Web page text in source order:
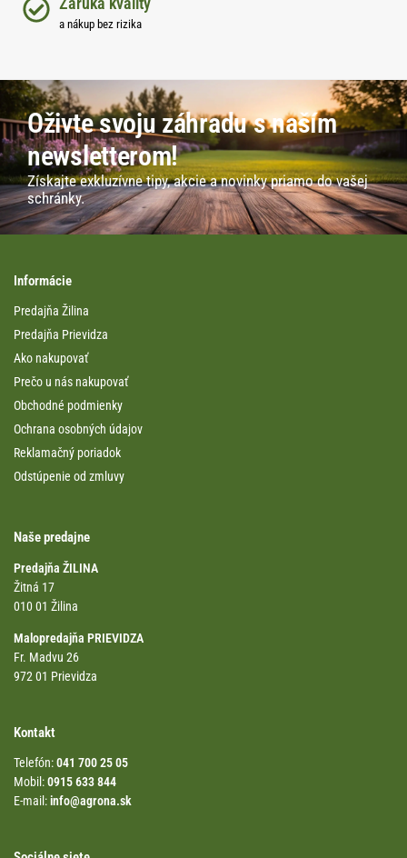
a nákup bez rizika
Oživte svoju záhradu s naším
newsletterom!
Získajte exkluzívne tipy, akcie a novinky priamo do vašej
schránky.
Informácie
Predajňa Žilina
Predajňa Prievidza
Ako nakupovať
Prečo u nás nakupovať
Obchodné podmienky
Ochrana osobných údajov
Reklamačný poriadok
Odstúpenie od zmluvy
Naše predajne
Predajňa ŽILINA
Žitná 17
010 01 Žilina
Malopredajňa PRIEVIDZA
Fr. Madvu 26
972 01 Prievidza
Kontakt
Telefón:041 700 25 05
Mobil:0915 633 844
E-mail:info@agrona.sk